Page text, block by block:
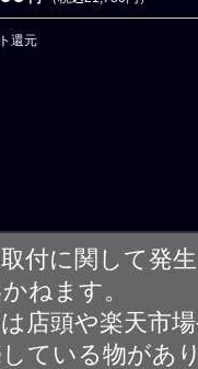
還元
取付に関して発
ねます。
は店頭や楽天市
ている物があ